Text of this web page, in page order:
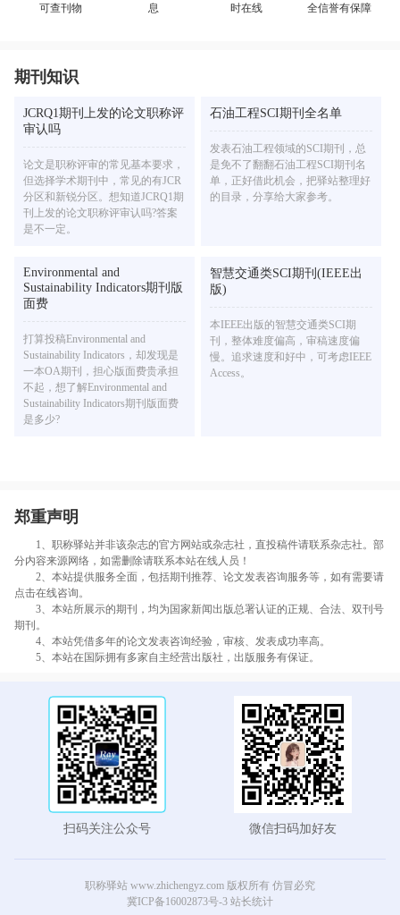
可查刊物
息
时在线
全信誉有保障
期刊知识
JCRQ1期刊上发的论文职称评
审认吗
论文是职称评审的常见基本要求，
但选择学术期刊中，常见的有JCR
分区和新锐分区。想知道JCRQ1期
刊上发的论文职称评审认吗?答案
是不一定。
石油工程SCI期刊全名单
发表石油工程领域的SCI期刊，总
是免不了翻翻石油工程SCI期刊名
单，正好借此机会，把驿站整理好
的目录，分享给大家参考。
Environmental and
Sustainability Indicators期刊版
面费
打算投稿Environmental and
Sustainability Indicators，却发现是
一本OA期刊，担心版面费贵承担
不起，想了解Environmental and
Sustainability Indicators期刊版面费
是多少?
智慧交通类SCI期刊(IEEE出
版)
本IEEE出版的智慧交通类SCI期
刊，整体难度偏高，审稿速度偏
慢。追求速度和好中，可考虑IEEE
Access。
郑重声明
1、职称驿站并非该杂志的官方网站或杂志社，直投稿件请联系杂志社。部
分内容来源网络，如需删除请联系本站在线人员！
2、本站提供服务全面，包括期刊推荐、论文发表咨询服务等，如有需要请
点击在线咨询。
3、本站所展示的期刊，均为国家新闻出版总署认证的正规、合法、双刊号
期刊。
4、本站凭借多年的论文发表咨询经验，审核、发表成功率高。
5、本站在国际拥有多家自主经营出版社，出版服务有保证。
扫码关注公众号 微信扫码加好友
职称驿站 www.zhichengyz.com 版权所有 仿冒必究
冀ICP备16002873号-3 站长统计